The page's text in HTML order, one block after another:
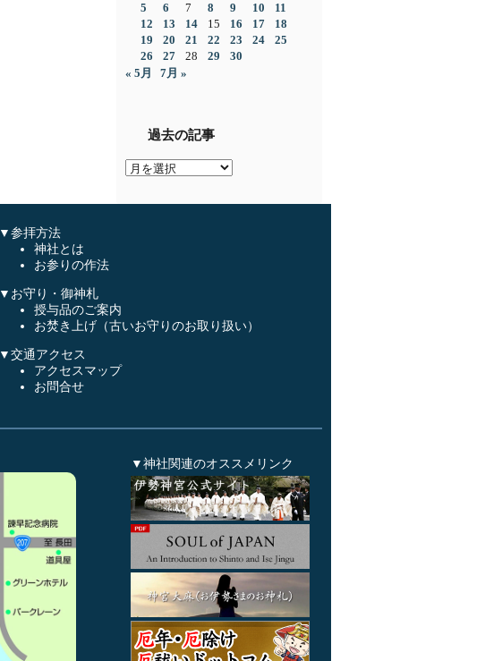
5
6 7 8 9 10
11
12
13 14 15 16 17
18
19
20 21 22 23 24
25
26
27 28 29
30
« 5月
7月 »
過去の記事
過
▼参拝方法
神社とは
お参りの作法
▼お守り・御神札
授与品のご案内
お焚き上げ（古いお守りのお取り扱い）
▼交通アクセス
アクセスマップ
お問合せ
▼神社関連のオススメリンク